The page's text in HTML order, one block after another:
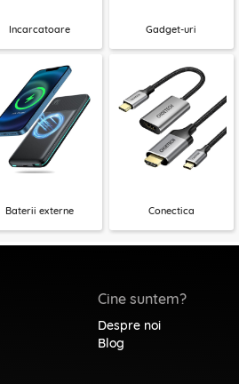
Incarcatoare Gadget-uri
Baterii externe Conectica
Cine suntem?
Despre noi
Blog